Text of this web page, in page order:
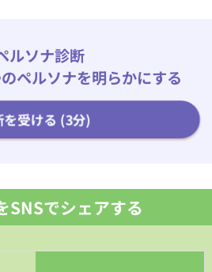
ルソナ診断
ペルソナを明らかにする
を受ける (3分)
SNSでシェアする